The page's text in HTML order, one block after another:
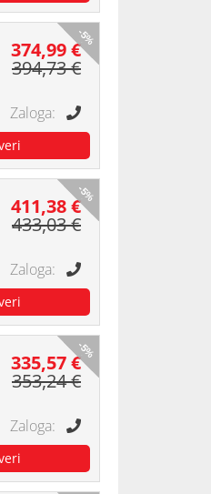
-5%
374,99 €
394,73 €
-5%
411,38 €
433,03 €
-5%
335,57 €
353,24 €